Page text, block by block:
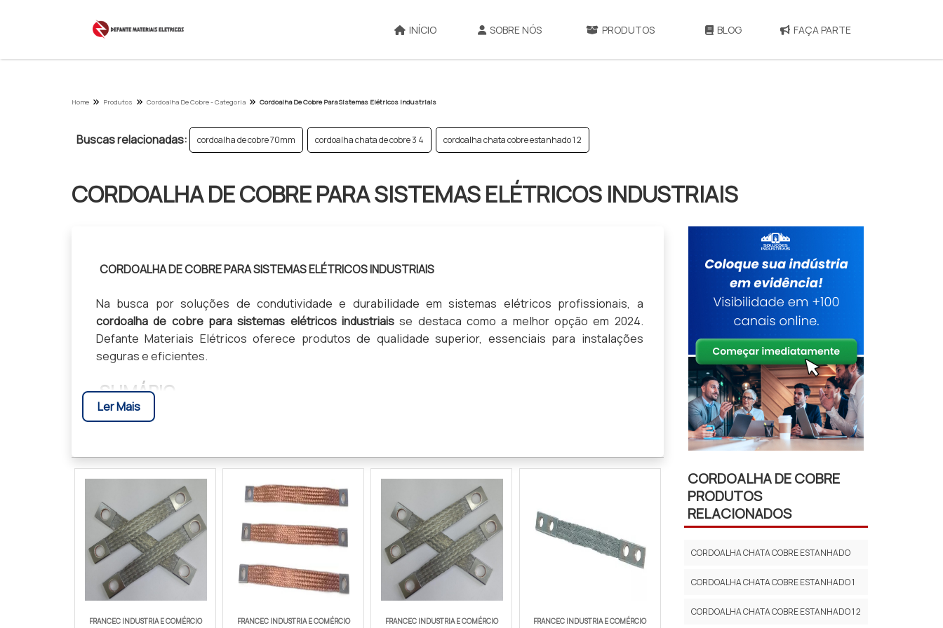
INÍCIO SOBRE NÓS PRODUTOS BLOG FAÇA PARTE
Home Produtos Cordoalha De Cobre - Categoria Cordoalha De Cobre Para Sistemas Elétricos Industriais
Buscas relacionadas: cordoalha de cobre 70mm cordoalha chata de cobre 3 4 cordoalha chata cobre estanhado 1 2
CORDOALHA DE COBRE PARA SISTEMAS ELÉTRICOS INDUSTRIAIS
CORDOALHA DE COBRE PARA SISTEMAS ELÉTRICOS INDUSTRIAIS
Na busca por soluções de condutividade e durabilidade em sistemas elétricos profissionais, a
cordoalha de cobre para sistemas elétricos industriaisse destaca como a melhor opção em 2024.
Defante Materiais Elétricos oferece produtos de qualidade superior, essenciais para instalações
seguras e eficientes.
SUMÁRIO
Descrição Detalhada do Produto
Benefícios
Comparativo com Concorrentes
Avaliações
FAQ
Conclusão
Ler Mais
FRANCEC INDUSTRIA E COMÉRCIO
FRANCEC INDUSTRIA E COMÉRCIO
FRANCEC INDUSTRIA E COMÉRCIO
FRANCEC INDUSTRIA E COMÉRCIO
CORDOALHA DE COBRE
PRODUTOS
RELACIONADOS
CORDOALHA CHATA COBRE ESTANHADO
CORDOALHA CHATA COBRE ESTANHADO 1
CORDOALHA CHATA COBRE ESTANHADO 1 2